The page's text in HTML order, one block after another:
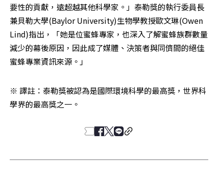
要性的貢獻，遠超越其他科學家。」泰勒獎的執行委員長
兼貝勒大學(Baylor University)生物學教授歐文琳(Owen
Lind)指出，「她是位蜜蜂專家，也深入了解蜜蜂族群數量
減少的幕後原因，因此成了媒體、決策者與同儕間的絕佳
蜜蜂專業資訊來源。」
※ 譯註：泰勒獎被認為是國際環境科學的最高獎，世界科
學界的最高獎之一。